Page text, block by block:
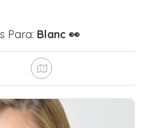
Para: Blanc 👀